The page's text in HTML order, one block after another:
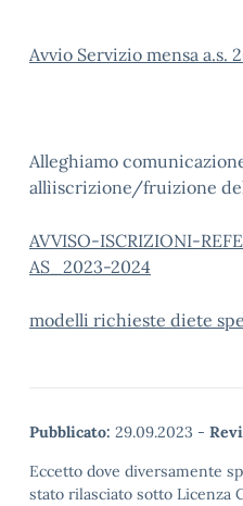
Avvio Servizio mensa a.s.
Alleghiamo
allìiscrizione/fruizione
AVVISO-ISCRIZIONI-
AS_2023-2024
modelli richieste diete
Pubblicato: 29.09.2023 -
Eccetto dove diversamente
stato rilasciato sotto Licenza